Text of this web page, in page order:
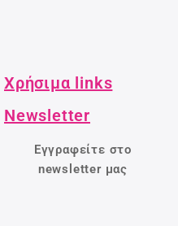
Χρήσιμα links
Newsletter
Εγγραφείτε στο
newsletter μας